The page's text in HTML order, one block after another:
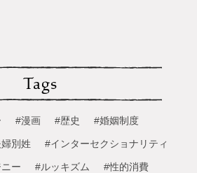
Tags
#漫画 #歴史 #婚姻制度
別姓 #インターセクショナリティ
ー #ルッキズム #性的消費